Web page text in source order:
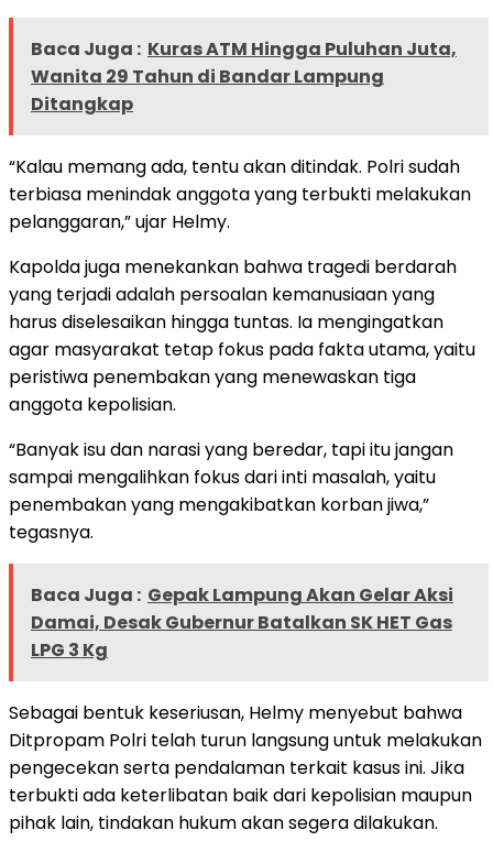
Baca Juga : Kuras ATM Hingga Puluhan Juta,
Wanita 29 Tahun di Bandar Lampung
Ditangkap
“Kalau memang ada, tentu akan ditindak. Polri sudah
terbiasa menindak anggota yang terbukti melakukan
pelanggaran,” ujar Helmy.
Kapolda juga menekankan bahwa tragedi berdarah
yang terjadi adalah persoalan kemanusiaan yang
harus diselesaikan hingga tuntas. Ia mengingatkan
agar masyarakat tetap fokus pada fakta utama, yaitu
peristiwa penembakan yang menewaskan tiga
anggota kepolisian.
“Banyak isu dan narasi yang beredar, tapi itu jangan
sampai mengalihkan fokus dari inti masalah, yaitu
penembakan yang mengakibatkan korban jiwa,”
tegasnya.
Baca Juga : Gepak Lampung Akan Gelar Aksi
Damai, Desak Gubernur Batalkan SK HET Gas
LPG 3 Kg
Sebagai bentuk keseriusan, Helmy menyebut bahwa
Ditpropam Polri telah turun langsung untuk melakukan
pengecekan serta pendalaman terkait kasus ini. Jika
terbukti ada keterlibatan baik dari kepolisian maupun
pihak lain, tindakan hukum akan segera dilakukan.